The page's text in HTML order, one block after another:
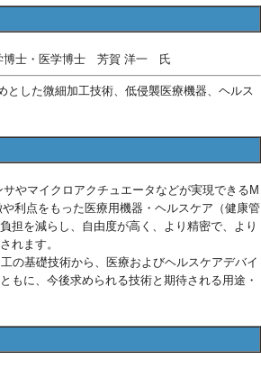
士・医学博士 芳賀 洋一 氏
した微細加工技術、低侵襲医療機器、ヘルス
やマイクロアクチュエータなどが実現できるM
利点をもった医療用機器・ヘルスケア（健康管
担を減らし、自由度が高く、より精密で、より
れます。
の基礎技術から、医療およびヘルスケアデバイ
もに、今後求められる技術と期待される用途・